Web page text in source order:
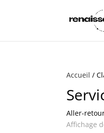
Accueil /
Aller-
Affichage